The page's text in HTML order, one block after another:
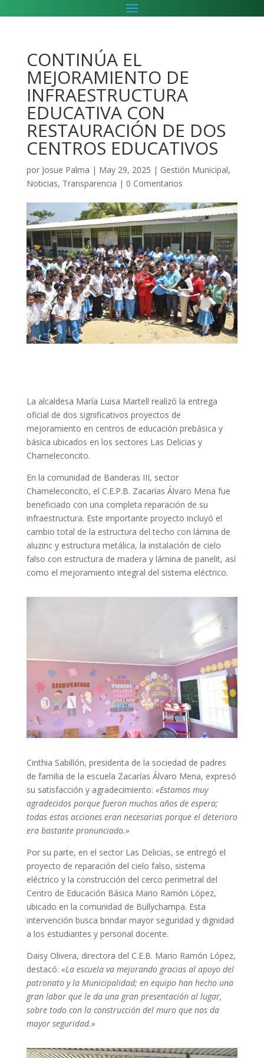
CONTINÚA EL
MEJORAMIENTO DE
INFRAESTRUCTURA
EDUCATIVA CON
RESTAURACIÓN DE DOS
CENTROS EDUCATIVOS
por Josue Palma | May 29, 2025 | Gestión Municipal,
Noticias, Transparencia | 0 Comentarios
La alcaldesa María Luisa Martell realizó la entrega
oficial de dos significativos proyectos de
mejoramiento en centros de educación prebásica y
básica ubicados en los sectores Las Delicias y
Chameleconcito.
En la comunidad de Banderas III, sector
Chameleconcito, el C.E.P.B. Zacarías Álvaro Mena fue
beneficiado con una completa reparación de su
infraestructura. Este importante proyecto incluyó el
cambio total de la estructura del techo con lámina de
aluzinc y estructura metálica, la instalación de cielo
falso con estructura de madera y lámina de panelit, así
como el mejoramiento integral del sistema eléctrico.
Cinthia Sabillón, presidenta de la sociedad de padres
de familia de la escuela Zacarías Álvaro Mena, expresó
su satisfacción y agradecimiento: «Estamos muy
agradecidos porque fueron muchos años de espera;
todas estas acciones eran necesarias porque el deterioro
era bastante pronunciado.»
Por su parte, en el sector Las Delicias, se entregó el
proyecto de reparación del cielo falso, sistema
eléctrico y la construcción del cerco perimetral del
Centro de Educación Básica Mario Ramón López,
ubicado en la comunidad de Bullychampa. Esta
intervención busca brindar mayor seguridad y dignidad
a los estudiantes y personal docente.
Daisy Olivera, directora del C.E.B. Mario Ramón López,
destacó: «La escuela va mejorando gracias al apoyo del
patronato y la Municipalidad; en equipo han hecho una
gran labor que le da una gran presentación al lugar,
sobre todo con la construcción del muro que nos da
mayor seguridad.»